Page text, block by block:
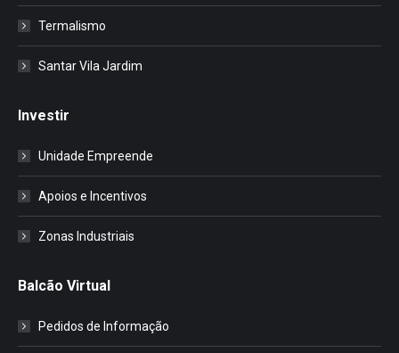
Termalismo
Santar Vila Jardim
Investir
Unidade Empreende
Apoios e Incentivos
Zonas Industriais
Balcão Virtual
Pedidos de Informação